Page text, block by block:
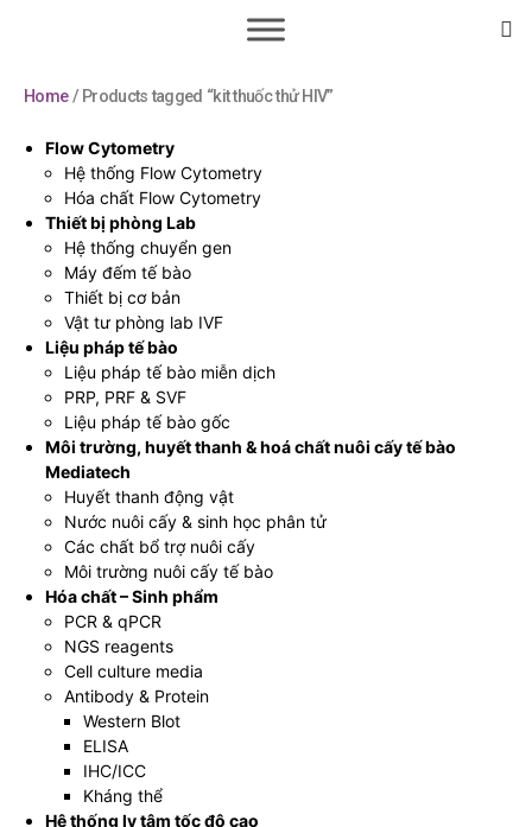
Home/ Products tagged “kit thuốc thử HIV”
Flow Cytometry
Hệ thống Flow Cytometry
Hóa chất Flow Cytometry
Thiết bị phòng Lab
Hệ thống chuyển gen
Máy đếm tế bào
Thiết bị cơ bản
Vật tư phòng lab IVF
Liệu pháp tế bào
Liệu pháp tế bào miễn dịch
PRP, PRF & SVF
Liệu pháp tế bào gốc
Môi trường, huyết thanh & hoá chất nuôi cấy tế bào
Mediatech
Huyết thanh động vật
Nước nuôi cấy & sinh học phân tử
Các chất bổ trợ nuôi cấy
Môi trường nuôi cấy tế bào
Hóa chất – Sinh phẩm
PCR & qPCR
NGS reagents
Cell culture media
Antibody & Protein
Western Blot
ELISA
IHC/ICC
Kháng thể
Hệ thống ly tâm tốc độ cao